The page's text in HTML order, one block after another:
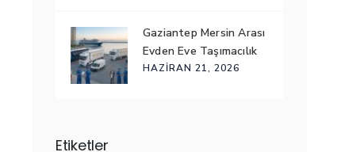
Gaziantep Mersin Arası
Evden Eve Taşımacılık
HAZIRAN 21, 2026
Etiketler